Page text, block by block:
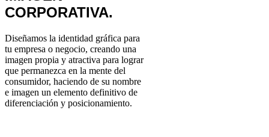
CORPORATIVA.
Diseñamos la identidad gráfica para
tu empresa o negocio, creando una
imagen propia y atractiva para lograr
que permanezca en la mente del
consumidor, haciendo de su nombre
e imagen un elemento definitivo de
diferenciación y posicionamiento.